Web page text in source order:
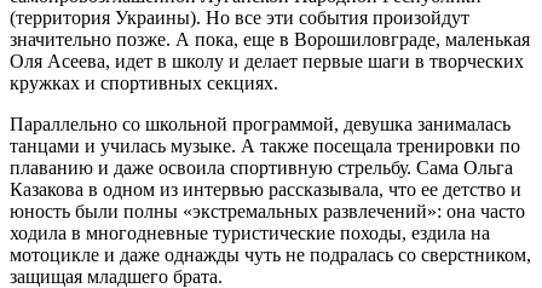
(территория Украины). Но все эти события произойдут
значительно позже. А пока, еще в Ворошиловграде, маленькая
Оля Асеева, идет в школу и делает первые шаги в творческих
кружках и спортивных секциях.
Параллельно со школьной программой, девушка занималась
танцами и училась музыке. А также посещала тренировки по
плаванию и даже освоила спортивную стрельбу. Сама Ольга
Казакова в одном из интервью рассказывала, что ее детство и
юность были полны «экстремальных развлечений»: она часто
ходила в многодневные туристические походы, ездила на
мотоцикле и даже однажды чуть не подралась со сверстником,
защищая младшего брата.